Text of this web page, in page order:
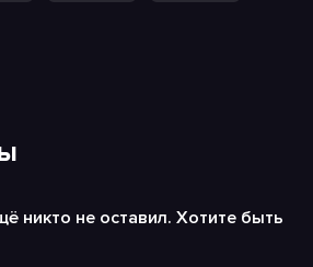
никто не оставил. Хотите быть